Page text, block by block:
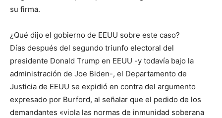
su firma.
¿Qué dijo el gobierno de EEUU sobre este caso?
Días después del segundo triunfo electoral del
presidente Donald Trump en EEUU -y todavía bajo la
administración de Joe Biden-, el Departamento de
Justicia de EEUU se expidió en contra del argumento
expresado por Burford, al señalar que el pedido de los
demandantes «viola las normas de inmunidad soberana